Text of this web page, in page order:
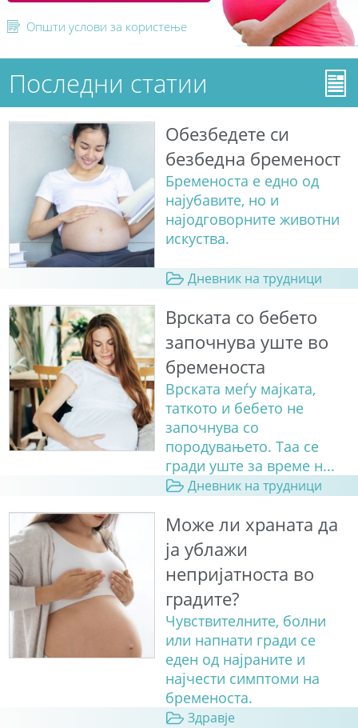
Општи услови за користење
Последни статии
Обезбедете си
безбедна бременост
Бременоста е едно од
најубавите, но и
најодговорните животни
искуства.
Дневник на трудници
Врската со бебето
започнува уште во
бременоста
Врската меѓу мајката,
таткото и бебето не
започнува со
породувањето. Таа се
гради уште за време н...
Дневник на трудници
Може ли храната да
ја ублажи
непријатноста во
градите?
Чувствителните, болни
или напнати гради се
еден од најраните и
најчести симптоми на
бременоста.
Здравје